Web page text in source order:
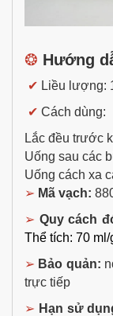
❂ Hướng
✔ Liều lượng:
✔ Cách dùng:
Lắc đều trước
Uống sau các
Uống cách xa
➢ Mã vạch:
➢ Quy cách
Thể tích: 70
➢ Bảo quản:
trực tiếp
➢ Hạn sử